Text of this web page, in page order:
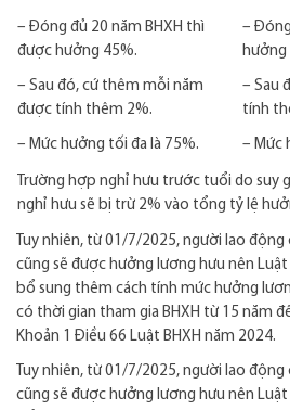
– Đóng đủ 20 năm BHXH thì
được hưởng 45%.
– Sau đó, cứ thêm mỗi năm
được tính thêm 2%.
– Mức hưởng tối đa là 75%.
–
hưởng
– Sau
tính
– Mức
Trường hợp nghỉ hưu trước tuổi do suy
nghỉ hưu sẽ bị trừ 2% vào tổng tỷ lệ
Tuy nhiên, từ 01/7/2025, người lao động
cũng sẽ được hưởng lương hưu nên
bổ sung thêm cách tính mức hưởng
có thời gian tham gia BHXH từ 15 năm
Khoản 1 Điều 66 Luật BHXH năm 2024.
Tuy nhiên, từ 01/7/2025, người lao động
cũng sẽ được hưởng lương hưu nên